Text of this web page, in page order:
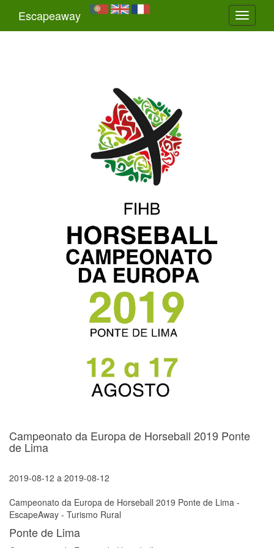
Toggle
Escapeaway
Campeonato da Europa de Horseball 2019 Ponte
de Lima
2019-08-12 a 2019-08-12
Campeonato da Europa de Horseball 2019 Ponte de Lima -
EscapeAway - Turismo Rural
Ponte de Lima